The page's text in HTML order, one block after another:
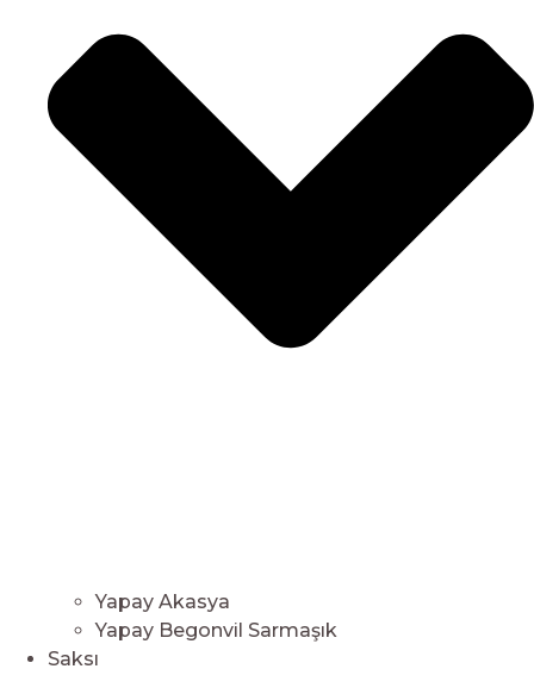
Yapay Akasya
Yapay Begonvil Sarmaşık
Saksı